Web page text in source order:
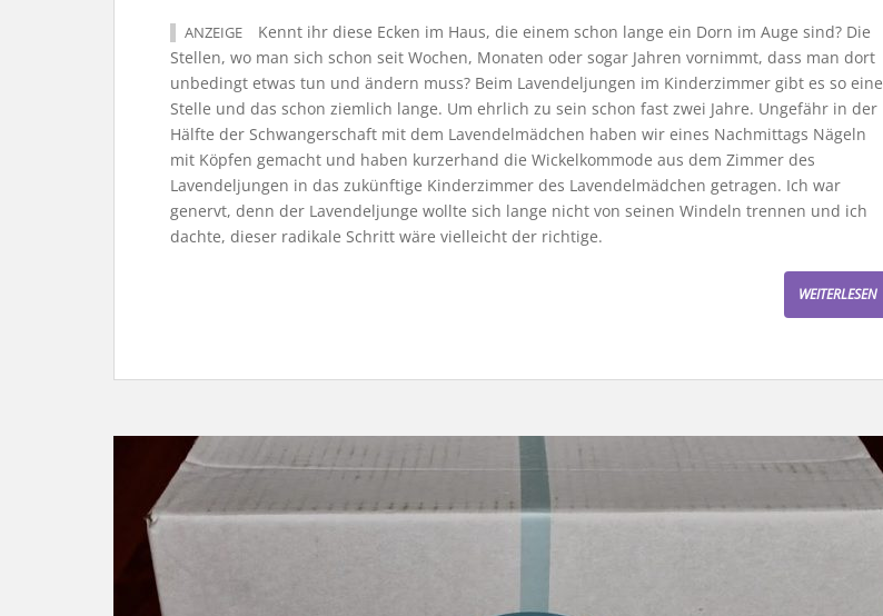
ANZEIGE
Kennt ihr diese Ecken im Haus, die einem schon lange ein Dorn im Auge sind? Die
Stellen, wo man sich schon seit Wochen, Monaten oder sogar Jahren vornimmt, dass man dort
unbedingt etwas tun und ändern muss? Beim Lavendeljungen im Kinderzimmer gibt es so eine
Stelle und das schon ziemlich lange. Um ehrlich zu sein schon fast zwei Jahre. Ungefähr in der
Hälfte der Schwangerschaft mit dem Lavendelmädchen haben wir eines Nachmittags Nägeln
mit Köpfen gemacht und haben kurzerhand die Wickelkommode aus dem Zimmer des
Lavendeljungen in das zukünftige Kinderzimmer des Lavendelmädchen getragen. Ich war
genervt, denn der Lavendeljunge wollte sich lange nicht von seinen Windeln trennen und ich
dachte, dieser radikale Schritt wäre vielleicht der richtige.
WEITERLESEN